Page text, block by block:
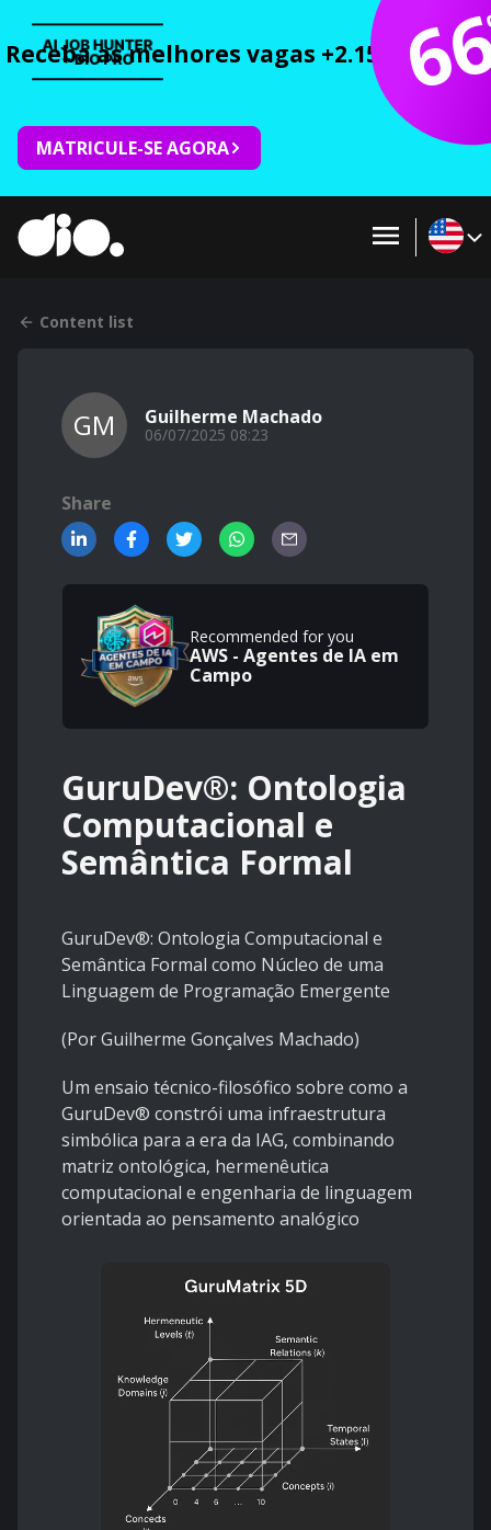
Receba as melhores vagas +2.150 cursos
MATRICULE-SE AGORA
Content list
GM Guilherme Machado
06/07/2025 08:23
Share
Recommended for you
AWS - Agentes de IA em
Campo
GuruDev®: Ontologia
Computacional e
Semântica Formal
GuruDev®: Ontologia Computacional e
Semântica Formal como Núcleo de uma
Linguagem de Programação Emergente
(Por Guilherme Gonçalves Machado)
Um ensaio técnico-filosófico sobre como a
GuruDev® constrói uma infraestrutura
simbólica para a era da IAG, combinando
matriz ontológica, hermenêutica
computacional e engenharia de linguagem
orientada ao pensamento analógico